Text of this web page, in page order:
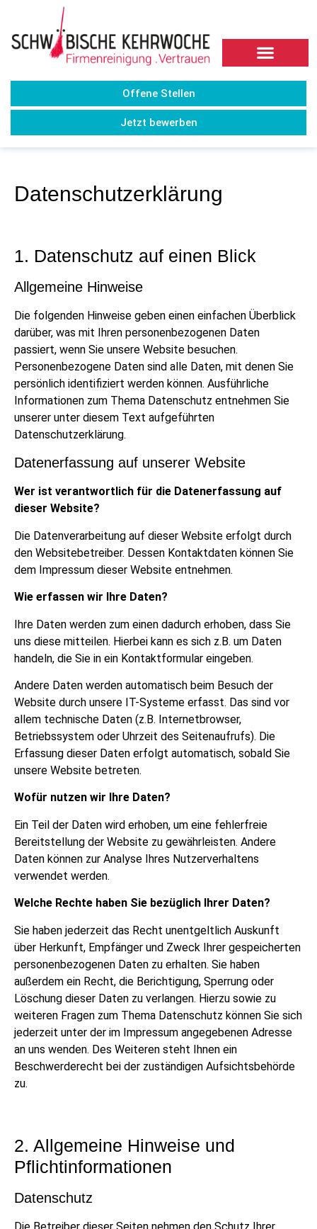
Offene Stellen
Jetzt bewerben
Datenschutzerklärung
1. Datenschutz auf einen Blick
Allgemeine Hinweise
Die folgenden Hinweise geben einen einfachen Überblick
darüber, was mit Ihren personenbezogenen Daten
passiert, wenn Sie unsere Website besuchen.
Personenbezogene Daten sind alle Daten, mit denen Sie
persönlich identifiziert werden können. Ausführliche
Informationen zum Thema Datenschutz entnehmen Sie
unserer unter diesem Text aufgeführten
Datenschutzerklärung.
Datenerfassung auf unserer Website
Wer ist verantwortlich für die Datenerfassung auf
dieser Website?
Die Datenverarbeitung auf dieser Website erfolgt durch
den Websitebetreiber. Dessen Kontaktdaten können Sie
dem Impressum dieser Website entnehmen.
Wie erfassen wir Ihre Daten?
Ihre Daten werden zum einen dadurch erhoben, dass Sie
uns diese mitteilen. Hierbei kann es sich z.B. um Daten
handeln, die Sie in ein Kontaktformular eingeben.
Andere Daten werden automatisch beim Besuch der
Website durch unsere IT-Systeme erfasst. Das sind vor
allem technische Daten (z.B. Internetbrowser,
Betriebssystem oder Uhrzeit des Seitenaufrufs). Die
Erfassung dieser Daten erfolgt automatisch, sobald Sie
unsere Website betreten.
Wofür nutzen wir Ihre Daten?
Ein Teil der Daten wird erhoben, um eine fehlerfreie
Bereitstellung der Website zu gewährleisten. Andere
Daten können zur Analyse Ihres Nutzerverhaltens
verwendet werden.
Welche Rechte haben Sie bezüglich Ihrer Daten?
Sie haben jederzeit das Recht unentgeltlich Auskunft
über Herkunft, Empfänger und Zweck Ihrer gespeicherten
personenbezogenen Daten zu erhalten. Sie haben
außerdem ein Recht, die Berichtigung, Sperrung oder
Löschung dieser Daten zu verlangen. Hierzu sowie zu
weiteren Fragen zum Thema Datenschutz können Sie sich
jederzeit unter der im Impressum angegebenen Adresse
an uns wenden. Des Weiteren steht Ihnen ein
Beschwerderecht bei der zuständigen Aufsichtsbehörde
zu.
2. Allgemeine Hinweise und
Pflichtinformationen
Datenschutz